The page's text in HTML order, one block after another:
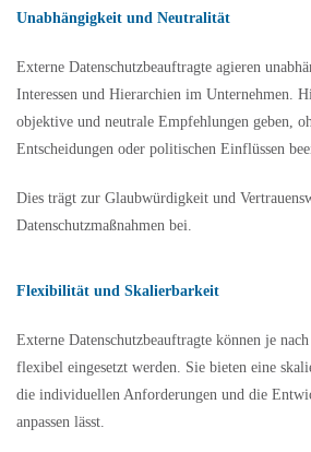
Unabhängigkeit und Neutralität
Externe Datenschutzbeauftragte agieren
Interessen und Hierarchien im Unternehmen.
objektive und neutrale Empfehlungen geben,
Entscheidungen oder politischen Einflüssen
Dies trägt zur Glaubwürdigkeit und
Datenschutzmaßnahmen bei.
Flexibilität und Skalierbarkeit
Externe Datenschutzbeauftragte können je
flexibel eingesetzt werden. Sie bieten eine
die individuellen Anforderungen und die
anpassen lässt.